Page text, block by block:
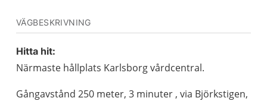
VÄGBESKRIVNING
Hitta hit:
Närmaste hållplats Karlsborg vårdcentral.
Gångavstånd 250 meter, 3 minuter , via Björkstigen,